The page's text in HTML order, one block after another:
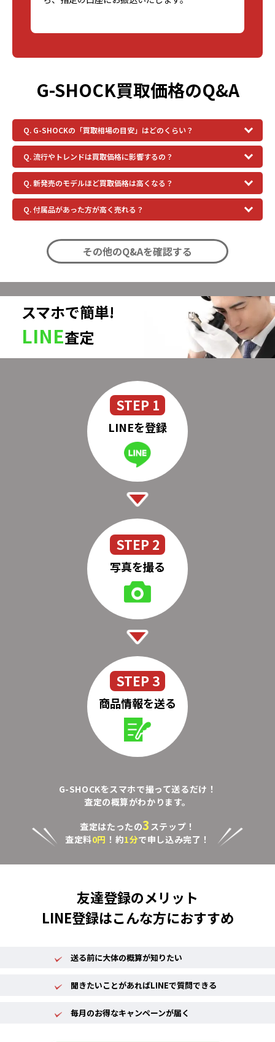
G-SHOCK買取価格のQ&A
Q. G-SHOCKの「買取相場の目安」はどのくらい？
Q. 流行やトレンドは買取価格に影響するの？
Q. 新発売のモデルほど買取価格は高くなる？
Q. 付属品があった方が高く売れる？
その他のQ&Aを確認する
スマホで簡単!
LINE査定
STEP 1
LINEを登録
STEP 2
写真を撮る
STEP 3
商品情報を送る
G-SHOCKをスマホで撮って送るだけ！
査定の概算がわかります。
査定はたったの3 ステップ！
査定料0円 ！約1分で申し込み完了！
友達登録のメリット
LINE登録はこんな方におすすめ
送る前に大体の概算が知りたい
聞きたいことがあればLINEで質問できる
毎月のお得なキャンペーンが届く